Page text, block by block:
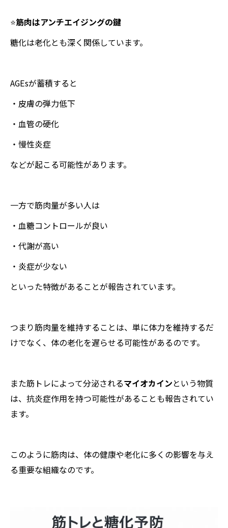
⭐️筋肉はアンチエイジングの鍵
糖化は老化とも深く関係しています。
AGEsが蓄積すると
・皮膚の弾力低下
・血管の硬化
・慢性炎症
などが起こる可能性があります。
一方で筋肉量が多い人は
・血糖コントロールが良い
・代謝が高い
・炎症が少ない
といった特徴があることが報告されています。
つまり筋肉量を維持することは、単に体力を維持するだ
けでなく、体の老化を遅らせる可能性があるのです。
また筋トレによって分泌されるマイオカインという物質
は、抗炎症作用を持つ可能性があることも報告されてい
ます。
このように筋肉は、体の健康や老化に多くの影響を与え
る重要な組織なのです。